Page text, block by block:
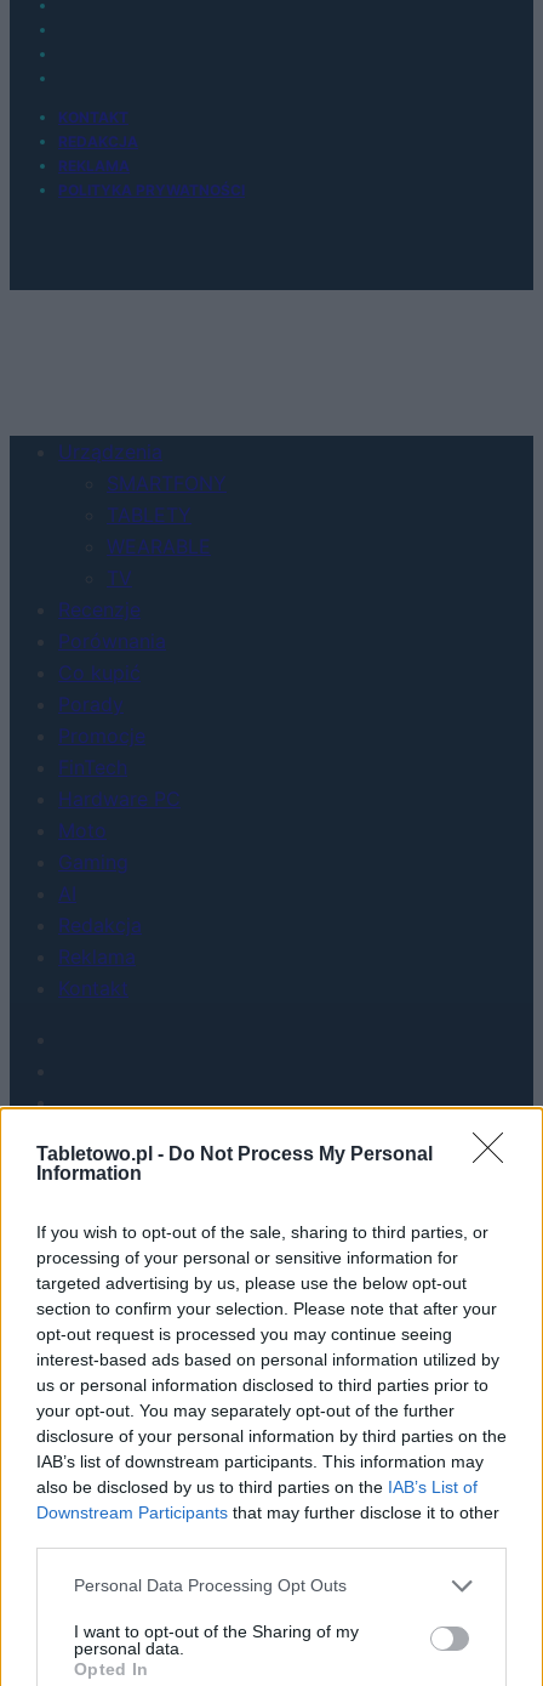
Tabletowo.pl - Do Not Process My Personal
Information
If you wish to opt-out of the sale, sharing to third parties, or
processing of your personal or sensitive information for
targeted advertising by us, please use the below opt-out
section to confirm your selection. Please note that after your
opt-out request is processed you may continue seeing
interest-based ads based on personal information utilized by
us or personal information disclosed to third parties prior to
your opt-out. You may separately opt-out of the further
disclosure of your personal information by third parties on the
IAB’s list of downstream participants. This information may
also be disclosed by us to third parties on the IAB’s List of
Downstream Participants that may further disclose it to other
Please note that this website/app uses one or more Google
not limited to your visit or usage behaviour. You may click to
grant or deny consent to Google and its third-party tags to
use your data for below specified purposes in below Google
Personal Data Processing Opt Outs
I want to opt-out of the Sharing of my
personal data.
Opted In
KONTAKT
REDAKCJA
REKLAMA
POLITYKA PRYWATNOŚCI
Urządzenia
SMARTFONY
TABLETY
WEARABLE
TV
Recenzje
Porównania
Co kupić
Porady
Promocje
FinTech
Hardware PC
Moto
Gaming
AI
Redakcja
Reklama
Kontakt
Urządzenia
SMARTFONY
TABLETY
WEARABLE
TV
Recenzje
Porównania
Co kupić
Porady
Promocje
Hardware PC
Moto